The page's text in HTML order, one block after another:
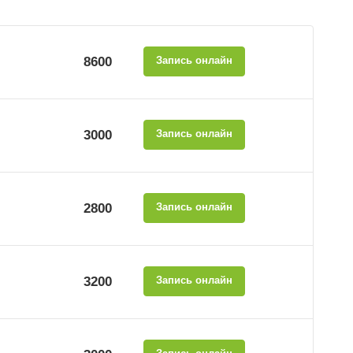
8600 Запись онлайн
3000 Запись онлайн
2800 Запись онлайн
3200 Запись онлайн